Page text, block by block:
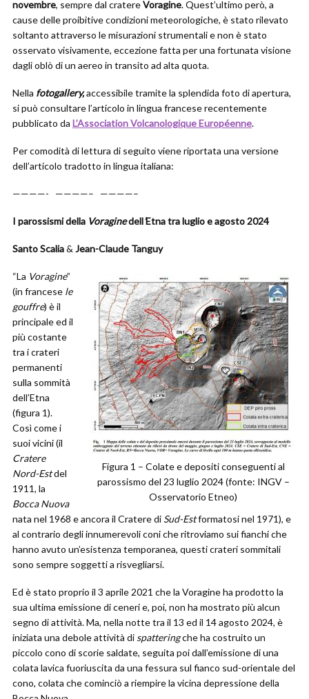
novembre, sempre dal cratereVoragine. Quest’ultimo però, a
cause delle proibitive condizioni meteorologiche, è stato rilevato
soltanto attraverso le misurazioni strumentali e non è stato
osservato visivamente, eccezione fatta per una fortunata visione
dagli oblò di un aereo in transito ad alta quota.
Nella fotogallery,accessibile tramite la splendida foto di apertura,
si può consultare l’articolo in lingua francese recentemente
pubblicato da L’Association Volcanologique Européenne.
Per comodità di lettura di seguito viene riportata una versione
dell’articolo tradotto in lingua italiana:
————- ————– ————–
I parossismi della Voraginedell’Etna tra luglio e agosto 2024
Santo Scalia& Jean-Claude Tanguy
Figura 1 – Colate e depositi conseguenti al
parossismo del 23 luglio 2024 (fonte: INGV –
Osservatorio Etneo)
“La Voragine”
(in francese le
gouffre) è il
principale ed il
più costante
tra i crateri
permanenti
sulla sommità
dell’Etna
(figura 1).
Così come i
suoi vicini (il
Cratere
Nord-Estdel
1911, la
Bocca Nuova
nata nel 1968 e ancora il Cratere di Sud-Estformatosi nel 1971), e
al contrario degli innumerevoli coni che ritroviamo sui fianchi che
hanno avuto un’esistenza temporanea, questi crateri sommitali
sono sempre soggetti a risvegliarsi.
Ed è stato proprio il 3 aprile 2021 che la Voragine ha prodotto la
sua ultima emissione di ceneri e, poi, non ha mostrato più alcun
segno di attività. Ma, nella notte tra il 13 ed il 14 agosto 2024, è
iniziata una debole attività di spatteringche ha costruito un
piccolo cono di scorie saldate, seguita poi dall’emissione di una
colata lavica fuoriuscita da una fessura sul fianco sud-orientale del
cono, colata che cominciò a riempire la vicina depressione della